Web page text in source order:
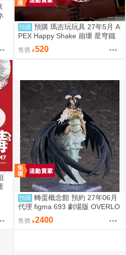
預購 預購 瑪吉玩玩具 27年5月 A
PEX Happy Shake 崩壞 星穹鐵
道 Q版搖搖樂 波提歐 1002
售價 520
預購 轉蛋概念館 預約 27年06月
代理 figma 693 劇場版 OVERLO
RD 聖王國篇 雅兒貝德 免訂金
售價 2400